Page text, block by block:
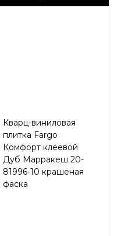
Кварц-виниловая
плитка Fargo
Комфорт клеевой
Дуб Марракеш 20-
81996-10 крашеная
фаска